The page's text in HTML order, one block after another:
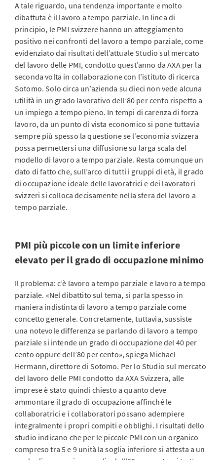
A tale riguardo, una tendenza importante e molto
dibattuta è il lavoro a tempo parziale. In linea di
principio, le PMI svizzere hanno un atteggiamento
positivo nei confronti del lavoro a tempo parziale, come
evidenziato dai risultati dell’attuale Studio sul mercato
del lavoro delle PMI, condotto quest’anno da AXA per la
seconda volta in collaborazione con l’istituto di ricerca
Sotomo. Solo circa un’azienda su dieci non vede alcuna
utilità in un grado lavorativo dell’80 per cento rispetto a
un impiego a tempo pieno. In tempi di carenza di forza
lavoro, da un punto di vista economico si pone tuttavia
sempre più spesso la questione se l’economia svizzera
possa permettersi una diffusione su larga scala del
modello di lavoro a tempo parziale. Resta comunque un
dato di fatto che, sull’arco di tutti i gruppi di età, il grado
di occupazione ideale delle lavoratrici e dei lavoratori
svizzeri si colloca decisamente nella sfera del lavoro a
tempo parziale.
PMI più piccole con un limite inferiore
elevato per il grado di occupazione minimo
Il problema: c’è lavoro a tempo parziale e lavoro a tempo
parziale. «Nel dibattito sul tema, si parla spesso in
maniera indistinta di lavoro a tempo parziale come
concetto generale. Concretamente, tuttavia, sussiste
una notevole differenza se parlando di lavoro a tempo
parziale si intende un grado di occupazione del 40 per
cento oppure dell’80 per cento», spiega Michael
Hermann, direttore di Sotomo. Per lo Studio sul mercato
del lavoro delle PMI condotto da AXA Svizzera, alle
imprese è stato quindi chiesto a quanto deve
ammontare il grado di occupazione affinché le
collaboratrici e i collaboratori possano adempiere
integralmente i propri compiti e obblighi. I risultati dello
studio indicano che per le piccole PMI con un organico
compreso tra 5 e 9 unità la soglia inferiore si attesta a un